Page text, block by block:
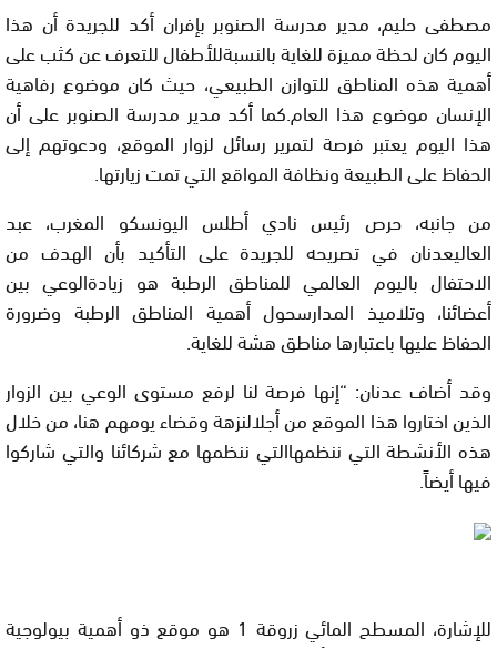
مصطفى حليم، مدير مدرسة الصنوبر بإفران أكد للجريدة أن هذا
اليوم كان لحظة مميزة للغاية بالنسبةللأطفال للتعرف عن كثب على
أهمية هذه المناطق للتوازن الطبيعي، حيث كان موضوع رفاهية
الإنسان موضوع هذا العام.كما أكد مدير مدرسة الصنوبر على أن
هذا اليوم يعتبر فرصة لتمرير رسائل لزوار الموقع، ودعوتهم إلى
الحفاظ على الطبيعة ونظافة المواقع التي تمت زيارتها.
من جانبه، حرص رئيس نادي أطلس اليونسكو المغرب، عبد
العاليعدنان في تصريحه للجريدة على التأكيد بأن الهدف من
الاحتفال باليوم العالمي للمناطق الرطبة هو زيادةالوعي بين
أعضائنا، وتلاميذ المدارسحول أهمية المناطق الرطبة وضرورة
الحفاظ عليها باعتبارها مناطق هشة للغاية.
وقد أضاف عدنان: “إنها فرصة لنا لرفع مستوى الوعي بين الزوار
الذين اختاروا هذا الموقع من أجلالنزهة وقضاء يومهم هنا، من خلال
هذه الأنشطة التي ننظمهاالتي ننظمها مع شركائنا والتي شاركوا
فيها أيضاً.
للإشارة، المسطح المائي زروقة 1 هو موقع ذو أهمية بيولوجية